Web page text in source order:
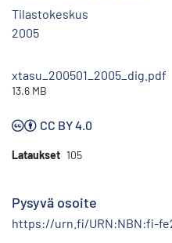
Tilastokeskus
2005
xtasu_200501_2005_dig.pdf
13.6 MB
CC BY 4.0
Lataukset 105
Pysyvä osoite
https://urn.fi/URN:NBN:fi-